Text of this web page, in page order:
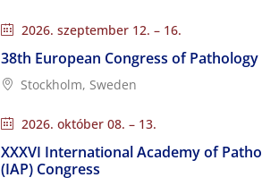
2026. szeptember 12. – 16.
38th European Congress of Pathology
Stockholm, Sweden
2026. október 08. – 13.
XXXVI International Academy of
(IAP) Congress